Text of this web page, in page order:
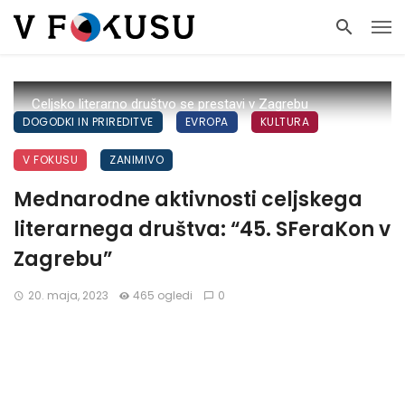
Celjsko literarno društvo se prestavi v Zagrebu
DOGODKI IN PRIREDITVE EVROPA KULTURA
V FOKUSU ZANIMIVO
Mednarodne aktivnosti celjskega
literarnega društva: “45. SFeraKon v
Zagrebu”
20. maja, 2023 465 ogledi 0